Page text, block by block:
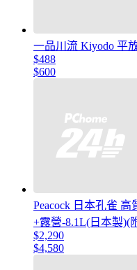
一品川流 Kiyodo 平
$488
$600
Peacock 日本孔雀
+露營-8.1L(日本製)(
$2,290
$4,580